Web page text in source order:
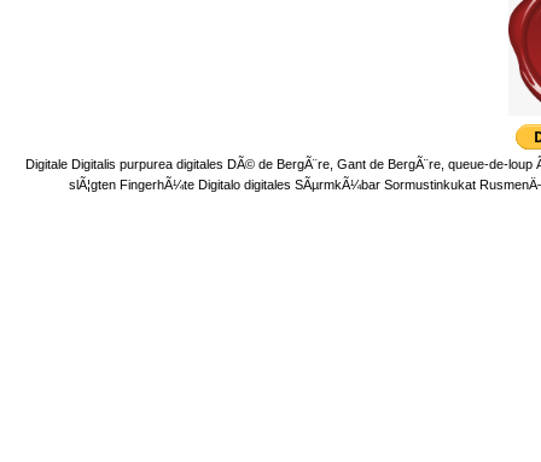
Digitale Digitalis purpurea digitales DÃ© de BergÃ¨re, Gant de BergÃ¨re, queue-de-
slÃ¦gten FingerhÃ¼te Digitalo digitales SÃµrmkÃ¼bar Sormustinkukat